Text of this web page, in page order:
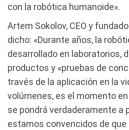
con la robótica humanoide».
Artem Sokolov, CEO y
dicho: «Durante años, la
desarrollado en laboratorios,
productos y «pruebas de
través de la aplicación en la
volúmenes, es el momento
se pondrá verdaderamente a
estamos convencidos de que